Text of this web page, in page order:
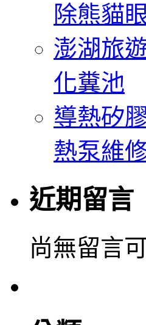
除熊貓
澎湖旅
化糞池
導熱矽
熱泵維
近期留言
尚無留言